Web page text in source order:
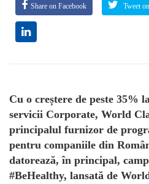
Share on Facebook Tweet
Cu o creștere de peste 35%
servicii Corporate, World
principalul furnizor de
pentru companiile din
datorează, în principal,
#BeHealthy, lansată de